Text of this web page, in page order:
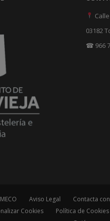
03182
☎ 966
Aviso Legal Contacta con
Cookies Política de Cookies